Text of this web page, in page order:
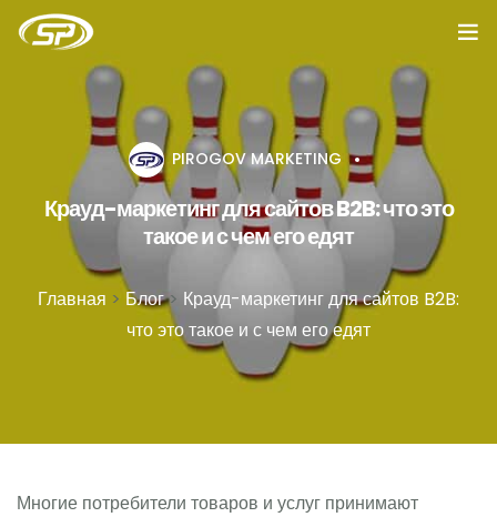
Главная
Услуги
Кейсы
Блог
PIROGOV MARKETING
Крауд-маркетинг для сайтов B2B: что это
такое и с чем его едят
Главная > Блог> Крауд-маркетинг для сайтов B2B:
что это такое и с чем его едят
Многие потребители товаров и услуг принимают